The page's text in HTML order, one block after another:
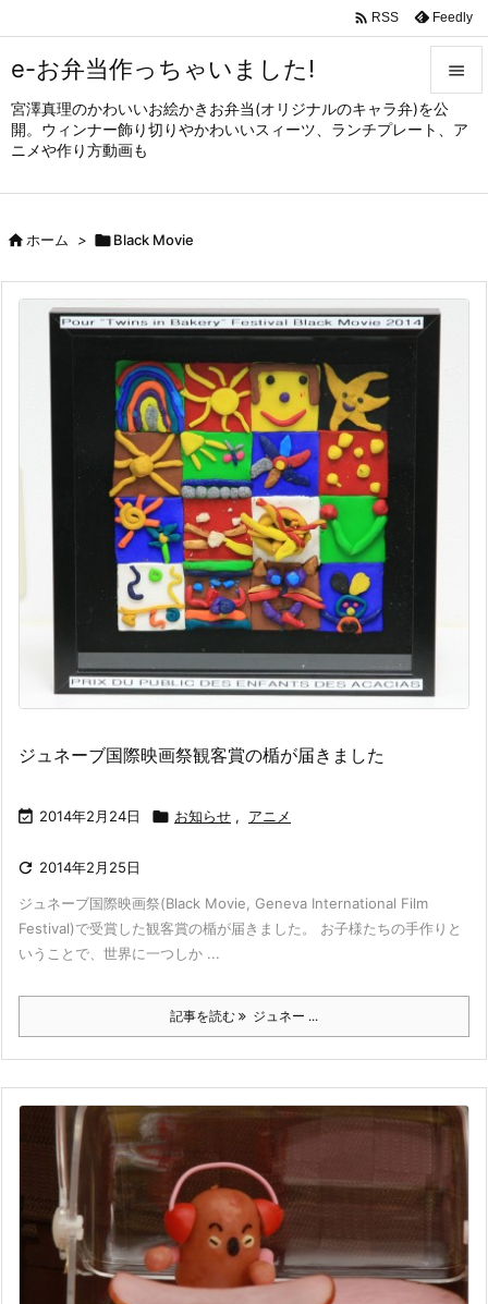
e-お弁当作っちゃいました!
宮澤真理のかわいいお絵かきお弁当(オリジナルのキャラ弁)を公
開。ウィンナー飾り切りやかわいいスィーツ、ランチプレート、ア
ニメや作り方動画も


メニュ
サイド

 RSS Feedly
ホーム > Black Movie
ジュネーブ国際映画祭観客賞の楯が届きました
 2014年2月24日  お知らせ , アニメ
 2014年2月25日
ジュネーブ国際映画祭(Black Movie, Geneva International Film
Festival)で受賞した観客賞の楯が届きました。 お子様たちの手作りと
いうことで、世界に一つしか ...
記事を読む ジュネー ...